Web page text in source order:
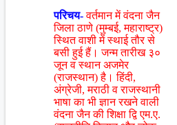
परिचय-वर्तमान में वंदना जैन
जिला ठाणे (मुम्बई, महाराष्ट्र)
स्थित वाशी में स्थाई तौर से
बसी हुई हैं। जन्म तारीख ३०
जून व स्थान अजमेर
(राजस्थान) है। हिंदी,
अंग्रेजी, मराठी व राजस्थानी
भाषा का भी ज्ञान रखने वाली
वंदना जैन की शिक्षा द्वि एम.ए.